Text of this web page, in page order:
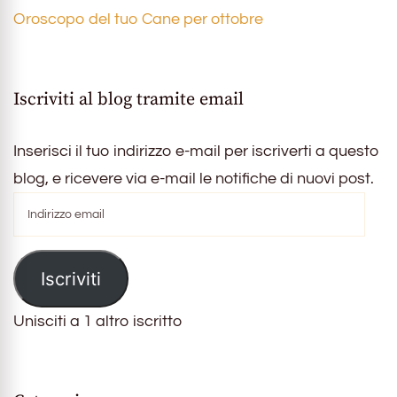
Oroscopo del tuo Cane per ottobre
Iscriviti al blog tramite email
Inserisci il tuo indirizzo e-mail per iscriverti a questo
blog, e ricevere via e-mail le notifiche di nuovi post.
email
Iscriviti
Unisciti a 1 altro iscritto